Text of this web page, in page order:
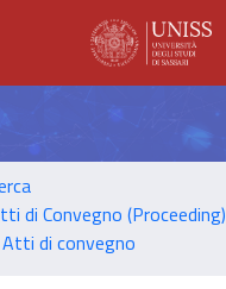
di Convegno (Proceeding)
di convegno